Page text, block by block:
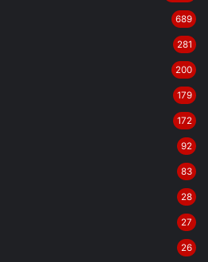
689
281
200
179
172
92
83
28
27
26